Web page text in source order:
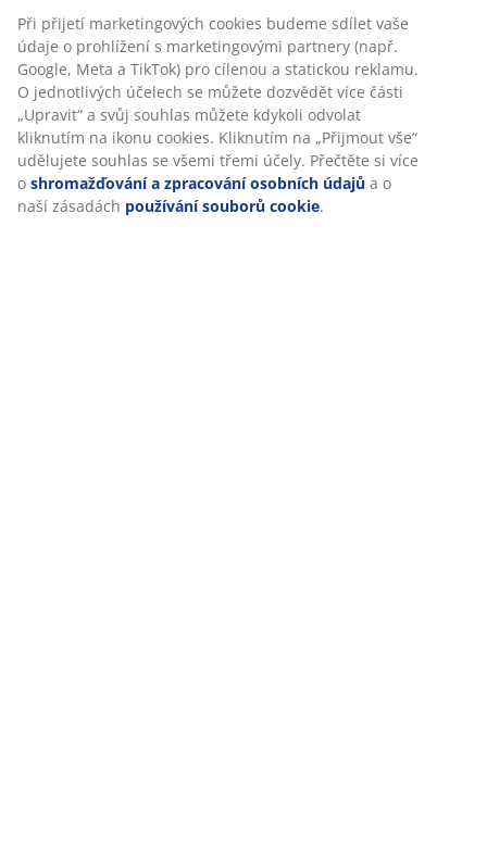
sentimentální význam. Pro tyto maličkosti pak u vás
doma můžete vynahradit speciální místo. Jen si dejte
pozor, aby se váš interiér nestal muzeem všech
předmětů, které jste za život nasbírali.
Používejte vaše oblíbené barvy
Zvýraznit váš osobní styl můžete i zakomponováním
Při přijetí marketingových cookies budeme sdílet vaše
údaje o prohlížení s marketingovými partnery (např.
Google, Meta a TikTok) pro cílenou a statickou reklamu.
O jednotlivých účelech se můžete dozvědět více části
„Upravit“ a svůj souhlas můžete kdykoli odvolat
kliknutím na ikonu cookies. Kliknutím na „Přijmout vše“
udělujete souhlas se všemi třemi účely. Přečtěte si více
o shromažďování a zpracování osobních údajů a o
naší zásadách používání souborů cookie.